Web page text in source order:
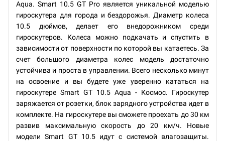
Aqua. Smart 10.5 GT Pro является уникальной моделью
гироскутера для города и бездорожья. Диаметр колеса
10.5 дюймов, делает его внедорожником среди
гироскутеров. Колеса можно подкачать и спустить в
зависимости от поверхности по которой вы катаетесь. За
счет большого диаметра колес модель достаточно
устойчива и проста в управлении. Всего несколько минут
на освоение и вы будете уже уверенно кататься на
гироскутере Smart GT 10.5 Aqua - Космос. Гироскутер
заряжается от розетки, блок зарядного устройства идет в
комплекте. На гироскутере вы сможете проехать до 30 км
развив максимальную скорость до 20 км/ч. Новые
модели Smart GT 10.5 идут с системой влагозащиты.